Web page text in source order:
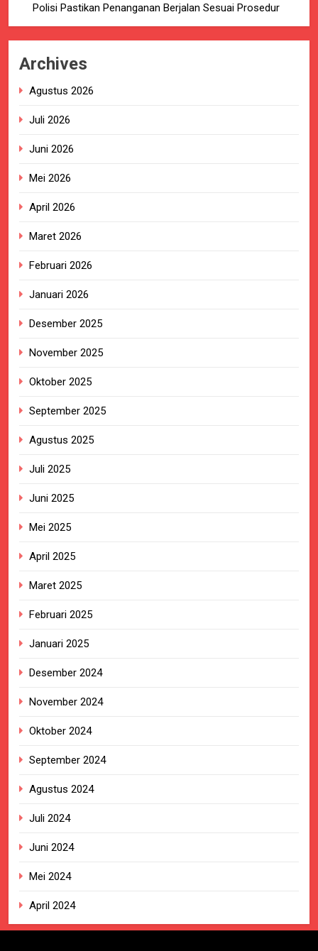
Polisi Pastikan Penanganan Berjalan Sesuai Prosedur
Archives
Agustus 2026
Juli 2026
Juni 2026
Mei 2026
April 2026
Maret 2026
Februari 2026
Januari 2026
Desember 2025
November 2025
Oktober 2025
September 2025
Agustus 2025
Juli 2025
Juni 2025
Mei 2025
April 2025
Maret 2025
Februari 2025
Januari 2025
Desember 2024
November 2024
Oktober 2024
September 2024
Agustus 2024
Juli 2024
Juni 2024
Mei 2024
April 2024